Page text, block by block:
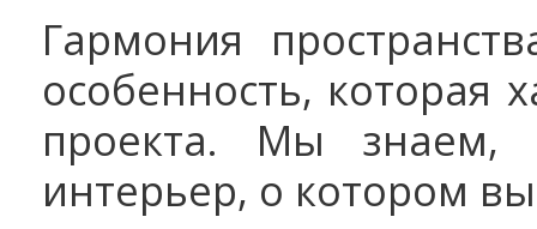
Гармония
особенность, которая
проекта. Мы
интерьер, о котором